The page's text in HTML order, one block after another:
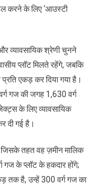
करने के लिए ‘आउस्टी
व्यावसायिक श्रेणी चुनने
प्लॉट मिलते रहेंगे, जबकि
एकड़ कर दिया गया है।
गज की जगह 1,630 वर्ग
के लिए व्यावसायिक
दी गई है।
जिसके तहत वह ज़मीन मालिक
गज के प्लॉट के हकदार होंगे;
तक है, उन्हें 300 वर्ग गज का